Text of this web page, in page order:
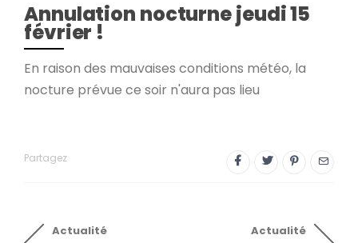
Annulation nocturne jeudi 15
février !
En raison des mauvaises conditions météo, la
nocture prévue ce soir n'aura pas lieu
Partagez
Actualité
Actualité